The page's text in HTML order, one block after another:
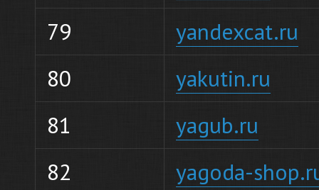
79
yandexcat.ru
80
yakutin.ru
81
yagub.ru
82
yagoda-